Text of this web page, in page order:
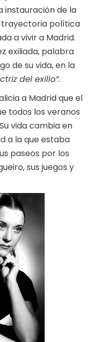
instauración de la
trayectoria política
a vivir a Madrid.
exiliada, palabra
de su vida, en la
del exilio”.
a Madrid que el
todos los veranos
vida cambia en
a la que estaba
paseos por los
sus juegos y